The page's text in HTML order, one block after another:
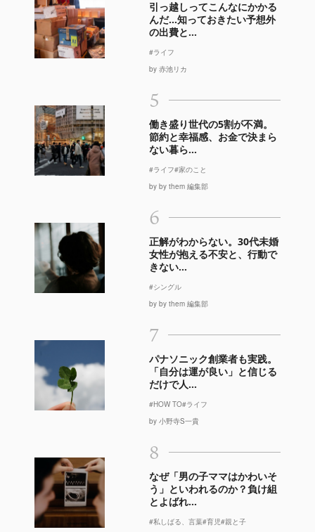
引っ越しってこんなにかかる
んだ…知っておきたい予想外
の出費と...
#ライフ
by 赤池リカ
5
働き盛り世代の5割が不満。
節約と幸福感、お金で決まら
ない暮ら...
#ライフ#家のこと
by by them 編集部
6
正解がわからない。30代未婚
女性が抱える不安と、行動で
きない...
#シングル
by by them 編集部
7
パナソニック創業者も実践。
「自分は運が良い」と信じる
だけで人...
#HOW TO#ライフ
by 小野寺S一貴
8
なぜ「男の子ママはかわいそ
う」といわれるのか？負け組
とよばれ...
#私しばる、言葉#育児#親と子